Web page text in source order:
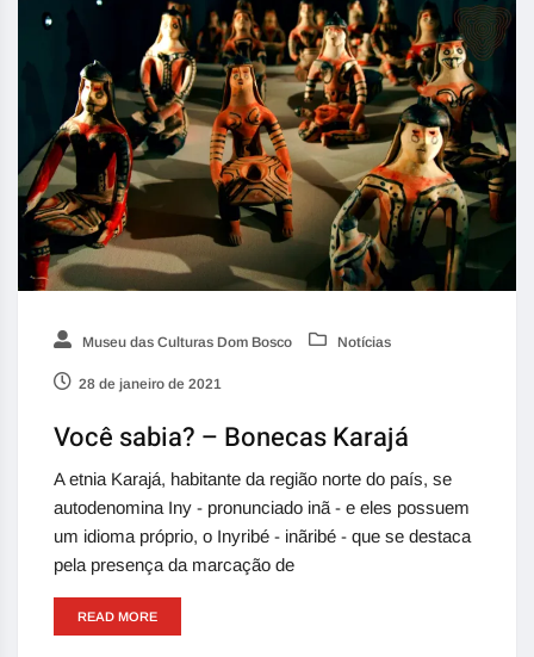
Museu das Culturas Dom Bosco Notícias
28 de janeiro de 2021
Você sabia? – Bonecas Karajá
A etnia Karajá, habitante da região norte do país, se
autodenomina Iny - pronunciado inã - e eles possuem
um idioma próprio, o Inyribé - inãribé - que se destaca
pela presença da marcação de
READ MORE